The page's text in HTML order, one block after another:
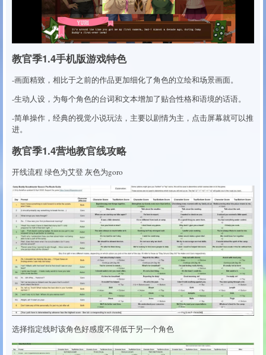
教官季1.4手机版游戏特色
-画面精致，相比于之前的作品更加细化了角色的立绘和场景画面。
-生动人设，为每个角色的台词和文本增加了贴合性格和语境的话语。
-简单操作，经典的视觉小说玩法，主要以剧情为主，点击屏幕就可以推
进。
教官季1.4营地教官线攻略
开线流程 绿色为艾登 灰色为goro
选择指定线时该角色好感度不得低于另一个角色